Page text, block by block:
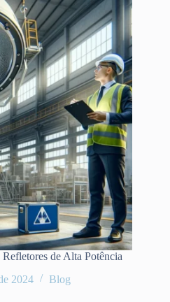
de Alta Potência
2024
Blog